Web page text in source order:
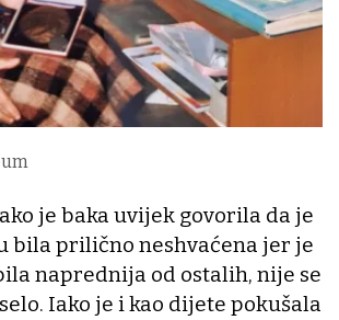
je baka uvijek govorila da je
bila prilično neshvaćena jer je
naprednija od ostalih, nije se
Iako je i kao dijete pokušala